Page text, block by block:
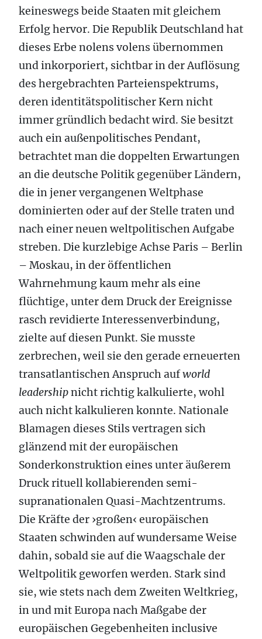
keineswegs beide Staaten mit gleichem
Erfolg hervor. Die Republik Deutschland hat
dieses Erbe nolens volens übernommen
und inkorporiert, sichtbar in der Auflösung
des hergebrachten Parteienspektrums,
deren identitätspolitischer Kern nicht
immer gründlich bedacht wird. Sie besitzt
auch ein außenpolitisches Pendant,
betrachtet man die doppelten Erwartungen
an die deutsche Politik gegenüber Ländern,
die in jener vergangenen Weltphase
dominierten oder auf der Stelle traten und
nach einer neuen weltpolitischen Aufgabe
streben. Die kurzlebige Achse Paris – Berlin
– Moskau, in der öffentlichen
Wahrnehmung kaum mehr als eine
flüchtige, unter dem Druck der Ereignisse
rasch revidierte Interessenverbindung,
zielte auf diesen Punkt. Sie musste
zerbrechen, weil sie den gerade erneuerten
transatlantischen Anspruch aufworld
leadershipnicht richtig kalkulierte, wohl
auch nicht kalkulieren konnte. Nationale
Blamagen dieses Stils vertragen sich
glänzend mit der europäischen
Sonderkonstruktion eines unter äußerem
Druck rituell kollabierenden semi-
supranationalen Quasi-Machtzentrums.
Die Kräfte der ›großen‹ europäischen
Staaten schwinden auf wundersame Weise
dahin, sobald sie auf die Waagschale der
Weltpolitik geworfen werden. Stark sind
sie, wie stets nach dem Zweiten Weltkrieg,
in und mit Europa nach Maßgabe der
europäischen Gegebenheiten inclusive